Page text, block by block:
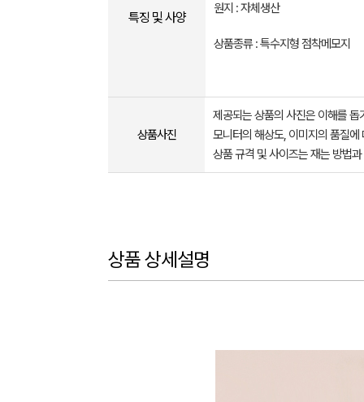
특징 및 사양
원지 : 자체생산
상품종류 : 특수지형 점착메모지
상품사진
제공되는 상품의 사진은 이해를
모니터의 해상도, 이미지의 품질
상품 규격 및 사이즈는 재는 방법
상품 상세설명